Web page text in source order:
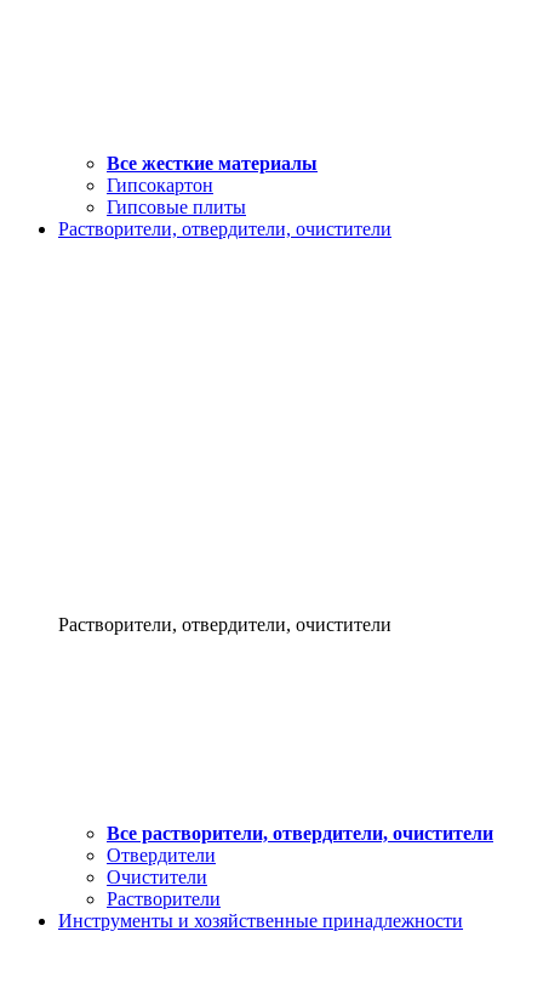
Все жесткие материалы
Гипсокартон
Гипсовые плиты
Растворители, отвердители, очистители
Растворители, отвердители, очистители
Все растворители, отвердители, очистители
Отвердители
Очистители
Растворители
Инструменты и хозяйственные принадлежности